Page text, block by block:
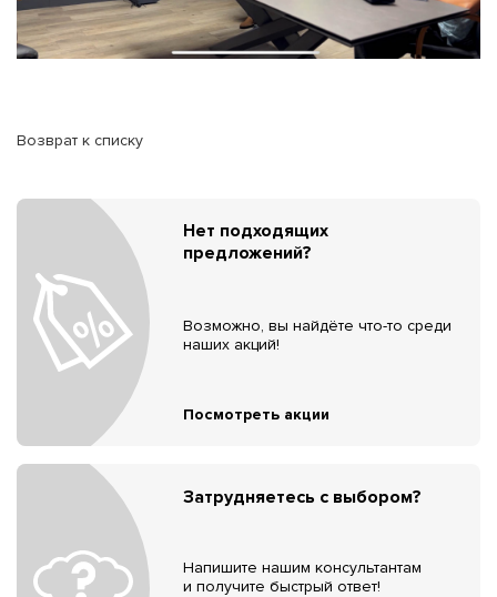
Возврат к списку
Нет подходящих
предложений?
Возможно, вы найдёте что-то среди
наших акций!
Посмотреть акции
Затрудняетесь с выбором?
Напишите нашим консультантам
и получите быстрый ответ!